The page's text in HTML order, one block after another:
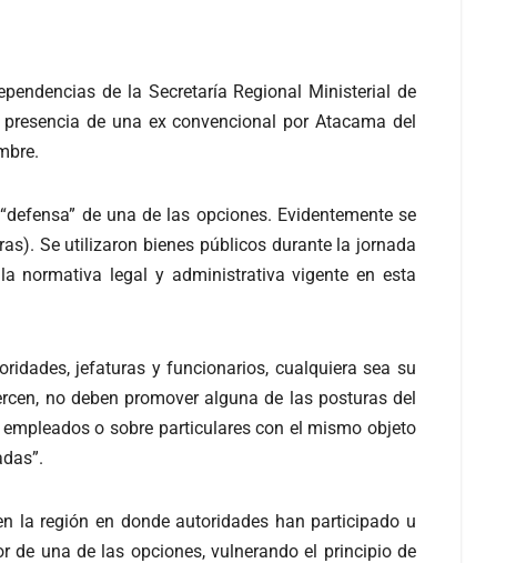
de la Secretaría Regional Ministerial de
de una ex convencional por Atacama del
de una de las opciones. Evidentemente se
Se utilizaron bienes públicos durante la jornada
normativa legal y administrativa vigente en esta
jefaturas y funcionarios, cualquiera sea su
no deben promover alguna de las posturas del
o sobre particulares con el mismo objeto
la región en donde autoridades han participado u
de una de las opciones, vulnerando el principio de